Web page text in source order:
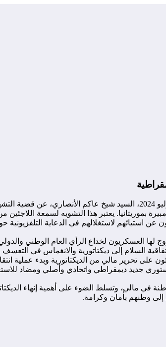
في النص الأول، يتحدث النائب الأول للجمعية المواطنة المنتخب في 6
يعتبر هذا التشويه لسمعة اللاجئين
عن استيائهم لاستغلالهم في الدعاية
لها العسكريون لخداع الرأي العام الوطني
السلام إلى ديكتاتورية والانغماس في
على تحرير مالي من الديكتاتورية وبدء
جديد ديمقراطي واتحادي وأصلي ومضاد
في مالي، وتسلط الضوء على أهمية إنهاء
وطنهم بأمان وكرامة.